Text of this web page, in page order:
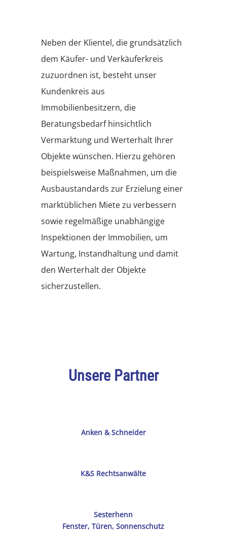
Neben der Klientel, die grundsätzlich
dem Käufer- und Verkäuferkreis
zuzuordnen ist, besteht unser
Kundenkreis aus
Immobilienbesitzern, die
Beratungsbedarf hinsichtlich
Vermarktung und Werterhalt Ihrer
Objekte wünschen. Hierzu gehören
beispielsweise Maßnahmen, um die
Ausbaustandards zur Erzielung einer
marktüblichen Miete zu verbessern
sowie regelmäßige unabhängige
Inspektionen der Immobilien, um
Wartung, Instandhaltung und damit
den Werterhalt der Objekte
sicherzustellen.
Unsere Partner
Anken & Schneider
K&S Rechtsanwälte
Sesterhenn
Fenster, Türen, Sonnenschutz